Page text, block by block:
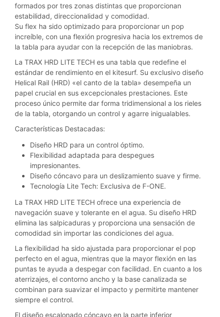
formados por tres zonas distintas que proporcionan
estabilidad, direccionalidad y comodidad.
Su flex ha sido optimizado para proporcionar un pop
increíble, con una flexión progresiva hacia los extremos de
la tabla para ayudar con la recepción de las maniobras.
La TRAX HRD LITE TECH es una tabla que redefine el
estándar de rendimiento en el kitesurf. Su exclusivo diseño
Helical Rail (HRD) «el canto de la tabla» desempeña un
papel crucial en sus excepcionales prestaciones. Este
proceso único permite dar forma tridimensional a los rieles
de la tabla, otorgando un control y agarre inigualables.
Características Destacadas:
Diseño HRD para un control óptimo.
Flexibilidad adaptada para despegues
impresionantes.
Diseño cóncavo para un deslizamiento suave y firme.
Tecnología Lite Tech: Exclusiva de F-ONE.
La TRAX HRD LITE TECH ofrece una experiencia de
navegación suave y tolerante en el agua. Su diseño HRD
elimina las salpicaduras y proporciona una sensación de
comodidad sin importar las condiciones del agua.
La flexibilidad ha sido ajustada para proporcionar el pop
perfecto en el agua, mientras que la mayor flexión en las
puntas te ayuda a despegar con facilidad. En cuanto a los
aterrizajes, el contorno ancho y la base canalizada se
combinan para suavizar el impacto y permitirte mantener
siempre el control.
El diseño escalonado cóncavo en la parte inferior